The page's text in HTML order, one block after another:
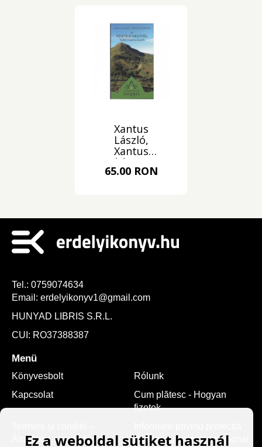
Xantus
László,
Xantus
Juliánna: A
Pentele-
65.00 RON
Tel.: 0759074634
Email: erdelyikonyv1@gmail.com
HUNYAD LIBRIS S.R.L.
CUI: RO37388387
Menü
Könyvesbolt
Rólunk
Kapcsolat
Cum plătesc - Hogyan
fizetek
Általános szerződési
datelor cu caracter personal
Ez a weboldal sütiket használ